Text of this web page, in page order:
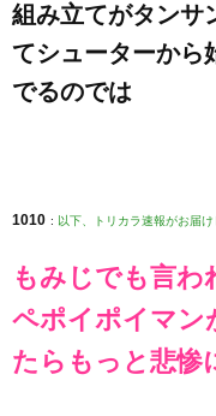
組み立てがタンサ
てシューターから
でるのでは
1010 : 以下、トリカラ速報がお届
もみじでも言わ
ペポイポイマン
たらもっと悲惨